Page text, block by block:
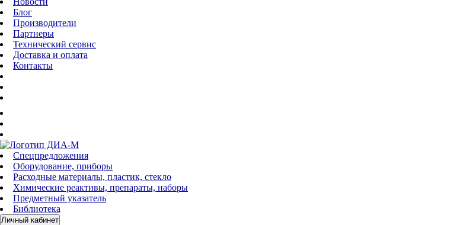
Блог
Производители
Партнеры
Технический сервис
Доставка и оплата
Контакты
Спецпредложения
Оборудование, приборы
Расходные материалы, пластик, стекло
Химические реактивы, препараты, наборы
Предметный указатель
Библиотека
Личный кабинет